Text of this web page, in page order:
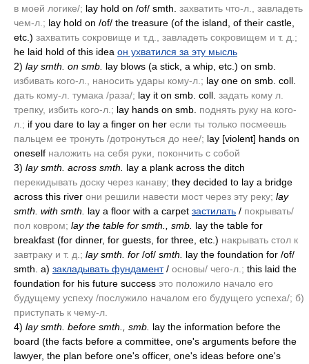
в моей логике/; lay hold on /of/ smth. захватить что-л., завладеть
чем-л.; lay hold on /of/ the treasure (of the island, of their castle,
etc.) захватить сокровище и т.д., завладеть сокровищем и т. д.;
he laid hold of this idea он ухватился за эту мысль
2) lay smth. on smb. lay blows (a stick, a whip, etc.) on smb.
избивать кого-л., наносить удары кому-л.; lay one on smb. coll.
дать кому-л. тумака /раза/; lay it on smb. coll. задать кому л.
трепку, избить кого-л.; lay hands on smb. поднять руку на кого-
л.; if you dare to lay a finger on her если ты только посмеешь
пальцем ее тронуть /дотронуться до нее/; lay [violent] hands on
oneself наложить на себя руки, покончить с собой
3) lay smth. across smth.
lay a plank across the ditch
перекидывать доску через канаву; they decided to lay a bridge
across this river они решили навести мост через эту реку; lay
smth. with smth.
lay a floor with a carpet застилать / покрывать/
пол ковром; lay the table for smth., smb. lay the table for
breakfast (for dinner, for guests, for three, etc.) накрывать стол к
завтраку и т. д.; lay smth. for /of/ smth.
lay the foundation for /of/
smth. a) закладывать фундамент/ основы/ чего-л.; this laid the
foundation for his future success это положило начало его
будущему успеху /послужило началом его будущего успеха/; б)
приступать к чему-л.
4) lay smth. before smth., smb. lay the information before the
board (the facts before a committee, one's arguments before the
lawyer, the plan before one's officer, one's ideas before one's